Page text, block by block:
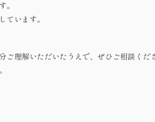
。
ています。
理解いただいたうえで、ぜひご相談くだ